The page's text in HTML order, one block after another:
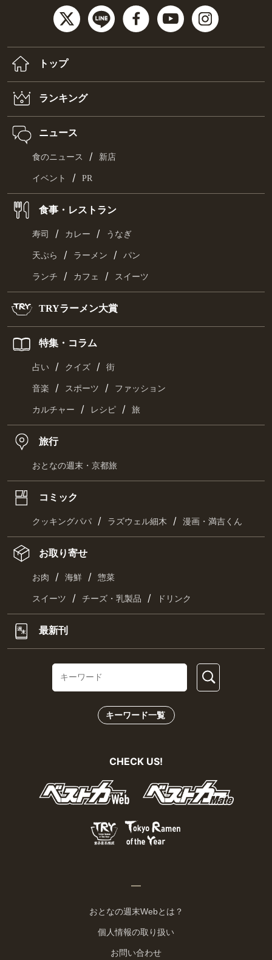
トップ
ランキング
ニュース
食のニュース / 新店
イベント / PR
食事・レストラン
寿司 / カレー / うなぎ
天ぷら / ラーメン / パン
ランチ / カフェ / スイーツ
TRYラーメン大賞
特集・コラム
占い / クイズ / 街
音楽 / スポーツ / ファッション
カルチャー / レシピ / 旅
旅行
おとなの週末・京都旅
コミック
クッキングパパ / ラズウェル細木 / 漫画・満吉くん
お取り寄せ
お肉 / 海鮮 / 惣菜
スイーツ / チーズ・乳製品 / ドリンク
最新刊
キーワード一覧
CHECK US!
おとなの週末Webとは？
個人情報の取り扱い
お問い合わせ